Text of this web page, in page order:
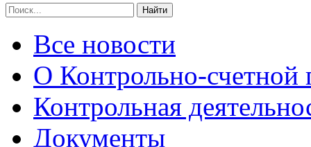
Найти
Все новости
О Контрольно-счетной
Контрольная
Документы